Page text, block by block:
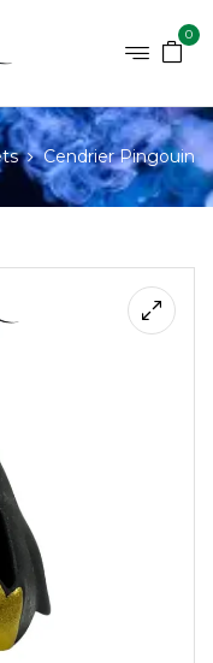
0
Cendrier Pingouin